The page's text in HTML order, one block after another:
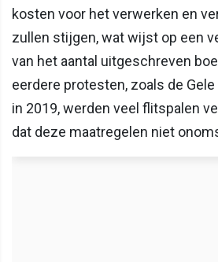
kosten voor het verwerken en
zullen stijgen, wat wijst op een
van het aantal uitgeschreven
eerdere protesten, zoals de
in 2019, werden veel flitspalen
dat deze maatregelen niet